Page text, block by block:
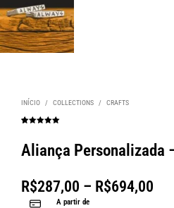
INÍCIO / COLLECTIONS / CRAFTS
de 5, com
baseado em
Aliança Personalizada
R$287,00 – R$694,00
A partir de